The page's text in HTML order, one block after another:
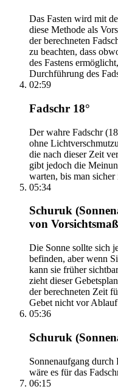
Das Fasten wird mit
diese Methode als
der berechneten
zu beachten, dass
des Fastens
Durchführung des
02:59
Fadschr 18°
Der wahre Fadschr
ohne
die nach dieser Zeit
gibt jedoch die
warten, bis man sicher
05:34
Schuruk
von
Die Sonne sollte sich
befinden, aber wenn
kann sie früher
zieht dieser
der berechneten Zeit
Gebet nicht vor Ablauf
05:36
Schuruk
Sonnenaufgang durch
wäre es für das
06:15